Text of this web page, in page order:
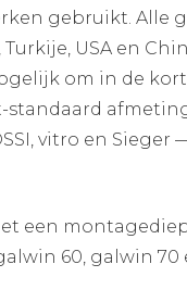
gebruikt. Alle
USA en
om in de
vitro en
een
60, galwin 70